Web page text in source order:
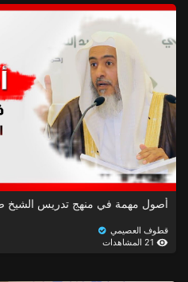
أصول مهمة في منهج تدريس الشيخ
قطوف العصيمي